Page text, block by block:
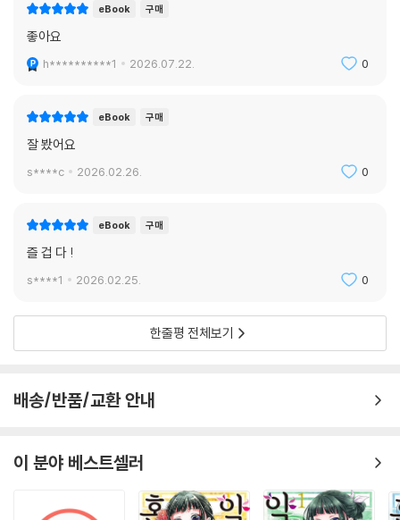
eBook 구매
좋아요
h**********1 2026.07.22. 0
eBook 구매
잘 봤어요
s****c 2026.02.26. 0
eBook 구매
즐 겁 다 !
s****1 2026.02.25. 0
한줄평 전체보기
배송/반품/교환 안내
이 분야 베스트셀러